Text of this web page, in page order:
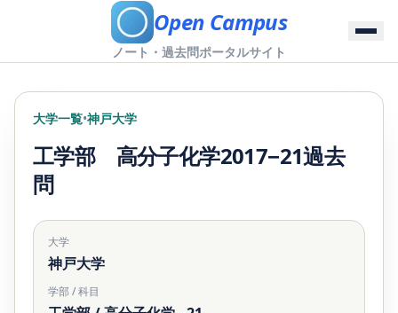
Open Campus
ノート・過去問ポータルサイト
大学一覧•神戸大学
工学部 高分子化学2017−21過去
問
大学
神戸大学
学部 / 科目